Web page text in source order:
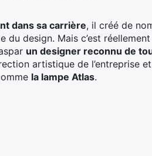
dans sa carrière, il créé de
design. Mais c’est
un designer reconnu de
artistique de l’entreprise
la lampe Atlas.